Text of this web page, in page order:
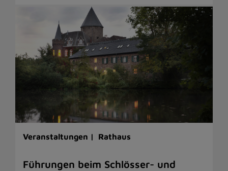
Veranstaltungen | Rathaus
Führungen beim Schlösser- und